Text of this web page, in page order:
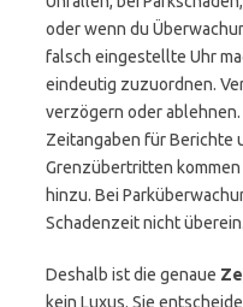
oder wenn du
falsch eingestellte Uhr
eindeutig zuzuordnen.
verzögern oder
Zeitangaben für Berichte
Grenzübertritten
hinzu. Bei
Schadenzeit nicht überein.
Deshalb ist die genaue
kein Luxus. Sie